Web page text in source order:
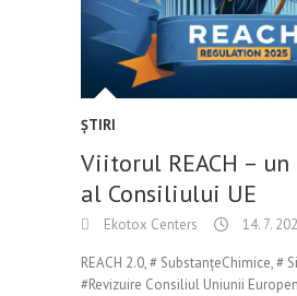
ŞTIRI
Viitorul REACH –
al Consiliului UE
Ekotox Centers 14. 7.
REACH 2.0, # SubstanțeChimice, #
#Revizuire Consiliul Uniunii